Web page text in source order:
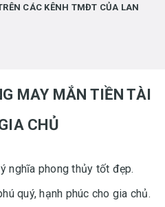
CÁC KÊNH TMĐT CỦA LAN
MAY MẮN TIỀN TÀI
CHỦ
nghĩa phong thủy tốt đẹp.
quý, hạnh phúc cho gia chủ.